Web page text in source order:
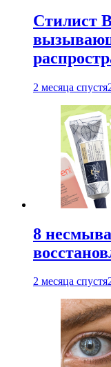
Стилист
2 месяца спустя
8
2 месяца спустя